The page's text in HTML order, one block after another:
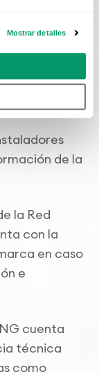
Mostrar detalles
estrictas
de
de la
la Red
con la
en caso
e
cuenta
técnica
como